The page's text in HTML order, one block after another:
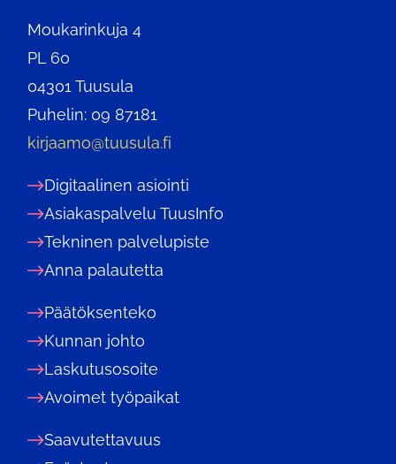
Moukarinkuja 4
PL 60
04301 Tuusula
Puhelin: 09 87181
kirjaamo@tuusula.fi
Digitaalinen asiointi
Asiakaspalvelu TuusInfo
Tekninen palvelupiste
Anna palautetta
Päätöksenteko
Kunnan johto
Laskutusosoite
Avoimet työpaikat
Saavutettavuus